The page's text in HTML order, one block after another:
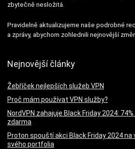
zbytečně nesložitá.
Pravidelně aktualizujeme naše podrobné
a zprávy, abychom zohlednili nejnovější
Nejnovější články
Žebříček nejlepších služeb VPN
Proč mám používat VPN služby?
NordVPN zahajuje Black Friday 2024:
zdarma
Proton spouští akci Black Friday 2024
svého portfolia